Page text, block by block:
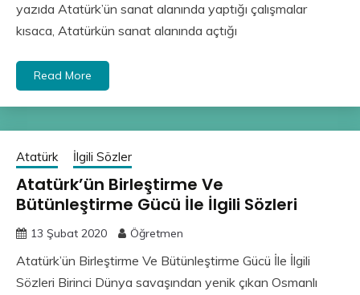
yazıda Atatürk’ün sanat alanında yaptığı çalışmalar
kısaca, Atatürkün sanat alanında açtığı
Read More
Atatürk İlgili Sözler
Atatürk’ün Birleştirme Ve
Bütünleştirme Gücü İle İlgili Sözleri
13 Şubat 2020 Öğretmen
Atatürk’ün Birleştirme Ve Bütünleştirme Gücü İle İlgili
Sözleri Birinci Dünya savaşından yenik çıkan Osmanlı